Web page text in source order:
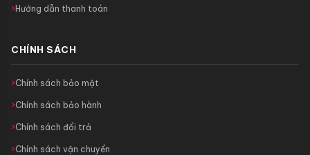
Hướng dẫn thanh toán
CHÍNH SÁCH
Chính sách bảo mật
Chính sách bảo hành
Chính sách đổi trả
Chính sách vận chuyển